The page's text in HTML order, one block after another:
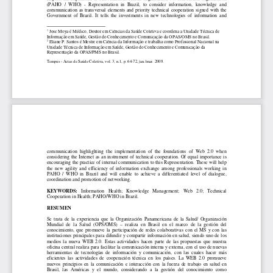
Tempus - Actas de Saúde Coletiva, vol. 3, n.1, p. 64-72, jan./mar. 2009.
(PAHO  /  WHO)  -  Representation  in  Brazil,  to  consider  information,  knowledge  and
communication  as  transversal  elements  and  priority technical  cooperation  signed  with  the
Government  of  Brazil.  It  tells  the  investments  in  new  technologies  of  information  and
1 Jose Moya é Médico, Doutor em Ciências da Saúde Coletiva e coordena a Unidade Técnica de
Informação em Saúde, Gestão do Conhecimento e Comunicação da OPAS/OMS no Brasil.
2 Eliane P. Santos é Mestre em Ciência da Informação e trabalha como Profissional Nacional na
Unidade Técnica de Informação em Saúde, Gestão do Conhecimento e Comunicação da
Representação da OPAS/PMS no Brasil.
communication  highlighting  the  implementation  of  the  foundations  of  Web  2.0  when
considering  the  Internet  as  an  instrument  of  technical  cooperation.  Of  equal  importance  is
encouraging the practice of internal communication to this Representation. These will help
the  new  agility  and  efficiency  of  information  exchange  among  professionals  working  in
PAHO  /  WHO  in  Brazil  and  will  enable  to  achieve  a  differentiated  level  of  dialogue,
coordination and promotion of networking.
KEYWORDS:
   Information   Health;   Knowledge   Management;   Web   2.0;
   Technical
Cooperation in Health; PAHO/WHO in Brazil.
RESUMEN
Se  trata  de  la  experiencia  que  la  Organización  Panamericana  de  la  Salud/  Organización
Mundial  de  la  Salud  (OPS/OMS)  –  realiza  en  Brasil  en  el  marco  de  la  gestión  del
conocimiento,  que  promueve  la  participación  de  redes  colaborativas  con  el  MS  y  con  las
instituciones principales para difundir y compartir información en salud, siendo uno de los
medios  la  nueva  WEB  2.0.  Estas  actividades  hacen  parte  de  las  propuestas  que  nuestra
oficina central realiza para facilitar la comunicación interna y externa, con el uso de nuevas
herramientas  de  tecnologías  de  información  y  comunicación,  con  las  cuales  hacer  más
eficientes  las  actividades  de  cooperación  técnica  en  los  países.  La  WEB  2.0  promueve
nuevos  principios  en  la  comunicación  e  interacción con  la  fuerza  de  trabajo  en  salud  en
Brasil,  las  Américas  y  el  mundo,  considerando  a  la gestión  del  conocimiento  como